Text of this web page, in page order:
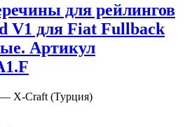
для рейлингов
V1 для Fiat Fullback
Артикул
X-Craft (Турция)